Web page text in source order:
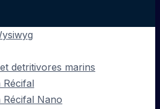
detritivores marins
Récifal
Récifal Nano